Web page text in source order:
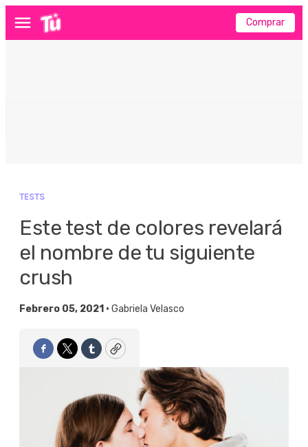
Menú Comprar
TESTS
Este test de colores revelará
el nombre de tu siguiente
crush
Febrero 05, 2021 • Gabriela Velasco
Facebook
TwitterTumblrCopy